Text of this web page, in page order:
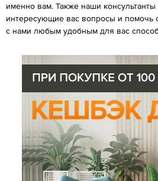
именно вам. Также наши консультанты
интересующие вас вопросы и
с нами любым удобным для вас